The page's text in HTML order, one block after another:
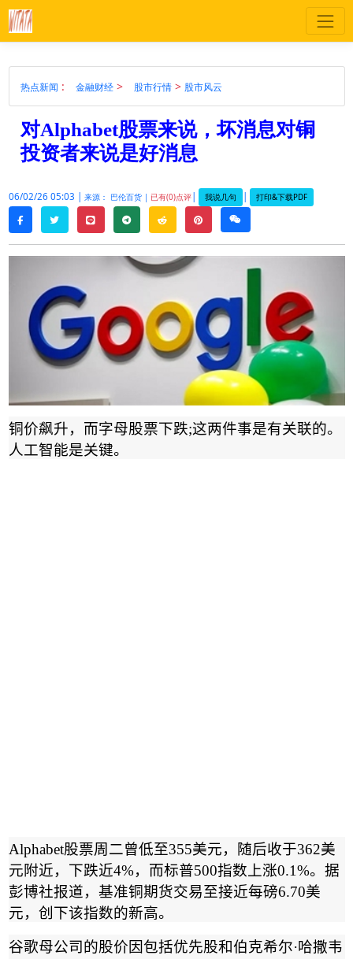
热点新闻 : 金融财经> 股市行情 > 股市风云
对Alphabet股票来说，坏消息对铜
投资者来说是好消息
06/02/26 05:03 | 来源： 巴伦百货 | 已有(0)点评| 我说几句 | 打印&下载PDF
facebooktwitterline telegramreddit pinterestweixin
铜价飙升，而字母股票下跌;这两件事是有关联的。
人工智能是关键。
Alphabet股票周二曾低至355美元，随后收于362美
元附近，下跌近4%，而标普500指数上涨0.1%。据
彭博社报道，基准铜期货交易至接近每磅6.70美
元，创下该指数的新高。
谷歌母公司的股价因包括优先股和伯克希尔·哈撒韦